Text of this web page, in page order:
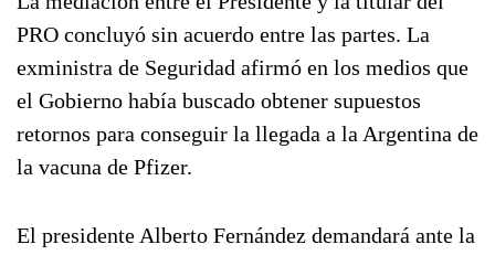
PRO concluyó sin acuerdo entre las partes. La
exministra de Seguridad afirmó en los medios que
el Gobierno había buscado obtener supuestos
retornos para conseguir la llegada a la Argentina de
la vacuna de Pfizer.
El presidente Alberto Fernández demandará ante la